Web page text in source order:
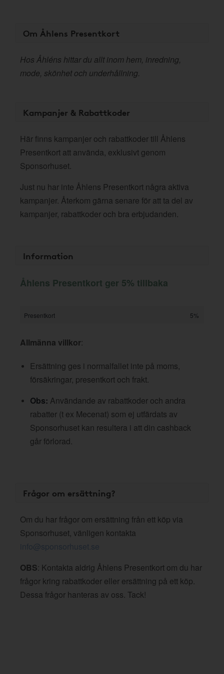
Om Åhlens Presentkort
Hos Åhléns hittar du allt inom hem, inredning,
mode, skönhet och underhållning.
Kampanjer & Rabattkoder
Här finns kampanjer och rabattkoder till Åhlens
Presentkort att använda, exklusivt genom
Sponsorhuset.
Just nu har inte Åhlens Presentkort några aktiva
kampanjer. Återkom gärna senare för att ta del av
kampanjer, rabattkoder och bra erbjudanden.
Information
Åhlens Presentkort ger 5% tillbaka
Presentkort 5%
Allmänna villkor:
Ersättning ges i normalfallet inte på moms,
försäkringar, presentkort och frakt.
Obs: Användande av rabattkoder och andra
rabatter (t ex Mecenat) som ej utfärdats av
Sponsorhuset kan resultera i att din cashback
går förlorad.
Frågor om ersättning?
Om du har frågor om ersättning från ett köp via
Sponsorhuset, vänligen kontakta
info@sponsorhuset.se
OBS: Kontakta aldrig Åhlens Presentkort om du har
frågor kring rabattkoder eller ersättning på ett köp.
Dessa frågor hanteras av oss. Tack!